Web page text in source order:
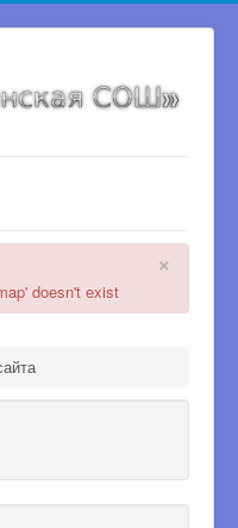
организации
×
doesn't exist